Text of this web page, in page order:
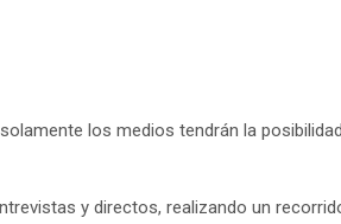
los medios tendrán la
y directos, realizando un